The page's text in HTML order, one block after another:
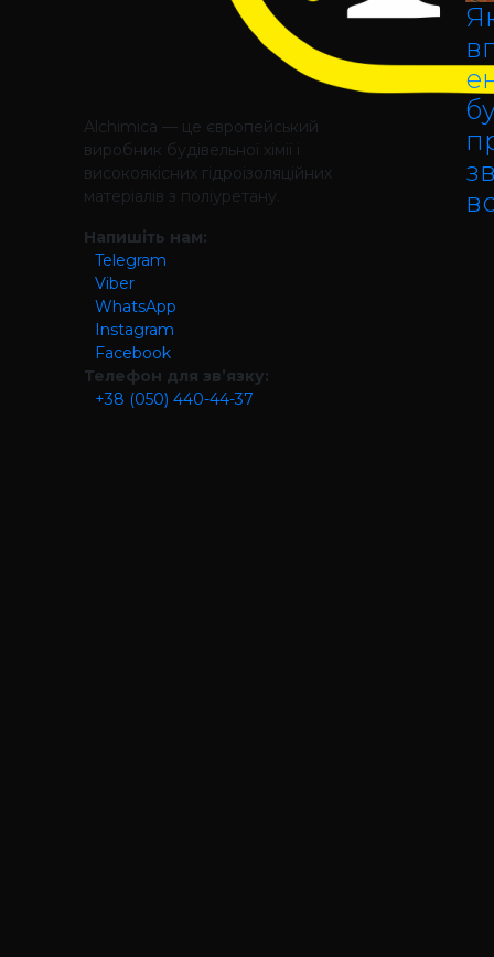
Alchimica — це європейський
виробник будівельної хімії і
високоякісних гідроізоляційних
матеріалів з поліуретану.
Напишіть нам:
Telegram
Viber
WhatsApp
Instagram
Facebook
Телефон для зв’язку:
+38 (050) 440-44-37